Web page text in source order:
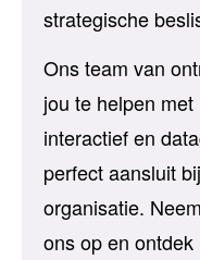
strategische
Ons team van
jou te helpen
interactief en
perfect aansluit
organisatie.
ons op en